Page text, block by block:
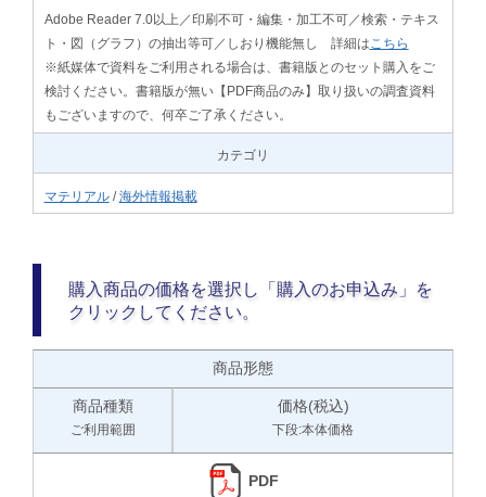
Adobe Reader 7.0以上／印刷不可・編集・加工不可／検索・テキス
ト・図（グラフ）の抽出等可／しおり機能無し 詳細は こちら
※紙媒体で資料をご利用される場合は、書籍版とのセット購入をご
検討ください。書籍版が無い【PDF商品のみ】取り扱いの調査資料
もございますので、何卒ご了承ください。
カテゴリ
マテリアル/海外情報掲載
購入商品の価格を選択し「購入のお申込み」を
クリックしてください。
商品形態
商品種類
ご利用範囲
価格(税込)
下段:本体価格
PDF